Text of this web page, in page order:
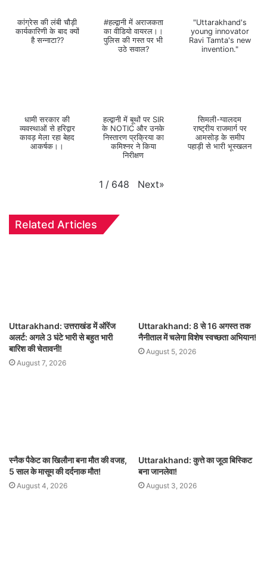
कांग्रेस की लंबी चौड़ी
कार्यकारिणी के बाद क्यों
है सन्नाटा??
#हल्द्वानी में अराजकता
का वीडियो वायरल।।
पुलिस की गस्त पर भी
उठे सवाल?
"Uttarakhand's
young innovator
Ravi Tamta's new
invention."
धामी सरकार की
व्यवस्थाओं से हरिद्वार
कावड़ मेला रहा बेहद
आकर्षक।।
हल्द्वानी में बूथों पर SIR
के NOTIC और उनके
निस्तारण प्रक्रिया का
कमिश्नर ने किया
निरीक्षण
सिमली-ग्वालदम
राष्ट्रीय राजमार्ग पर
आमसोड़ के समीप
पहाड़ी से भारी भूस्खलन
1 / 648 Next»
Related Articles
Uttarakhand: उत्तराखंड में ऑरेंज
अलर्ट: अगले 3 घंटे भारी से बहुत भारी
बारिश की चेतावनी!
August 7, 2026
Uttarakhand: 8 से 16 अगस्त तक
नैनीताल में चलेगा विशेष स्वच्छता अभियान!
August 5, 2026
स्नैक पैकेट का खिलौना बना मौत की वजह,
5 साल के मासूम की दर्दनाक मौत!
August 4, 2026
Uttarakhand: कुत्ते का जूठा बिस्किट
बना जानलेवा!
August 3, 2026